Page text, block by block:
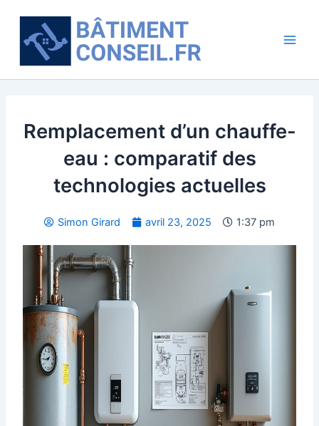
contenu
Remplacement d’un chauffe-
eau : comparatif des
technologies actuelles
Simon Girard avril 23, 2025 1:37 pm